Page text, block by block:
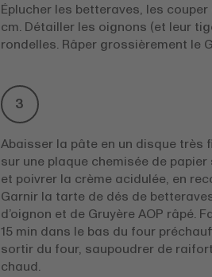
Éplucher les betteraves, les couper
cm. Détailler les oignons (et leur
rondelles. Râper grossièrement le
Abaisser la pâte en un disque très
sur une plaque chemisée de
et poivrer la crème acidulée, en
Garnir la tarte de dés de
d’oignon et de Gruyère AOP râpé.
15 min dans le bas du four
sortir du four, saupoudrer de
chaud.